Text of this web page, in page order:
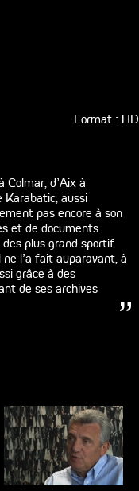
Format : HD
Colmar, d'Aix à
Karabatic, aussi
pas encore à son
et de documents
plus grand sportif
ne l'a fait auparavant, à
grâce à des
de ses archives